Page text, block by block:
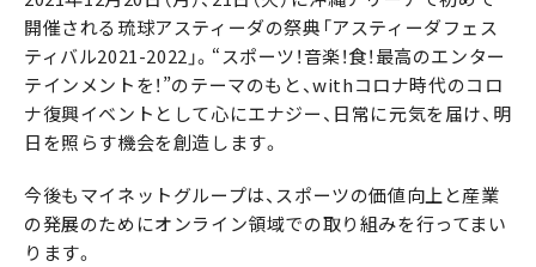
開催される琉球アスティーダの祭典「アスティーダフェス
ティバル2021-2022」。“スポーツ！音楽！食！最高のエンター
テインメントを！”のテーマのもと、withコロナ時代のコロ
ナ復興イベントとして心にエナジー、日常に元気を届け、明
日を照らす機会を創造します。
今後もマイネットグループは、スポーツの価値向上と産業
の発展のためにオンライン領域での取り組みを行ってまい
ります。